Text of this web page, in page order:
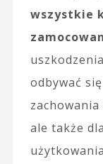
wszystkie
odbywać
ale także